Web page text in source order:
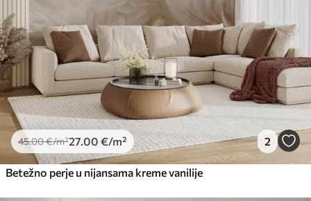
45.00€/m²27 .00 €/m² 2
Betežno perje u nijansama kreme vanilije